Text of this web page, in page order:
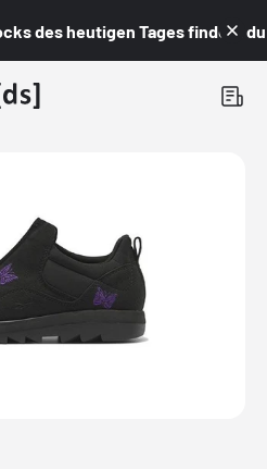
des heutigen Tages findest du